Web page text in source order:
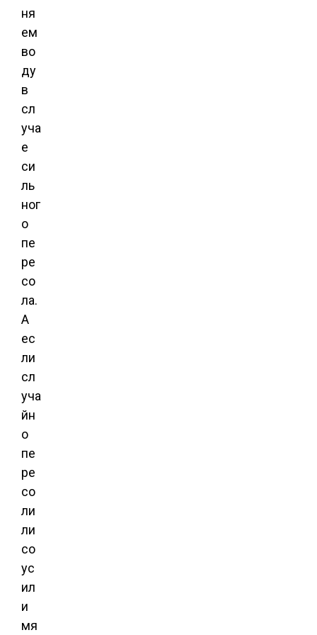
ня
ем
во
ду
в
сл
уча
е
си
ль
ног
о
пе
ре
со
ла.
А
ес
ли
сл
уча
йн
о
пе
ре
со
ли
ли
со
ус
ил
и
мя